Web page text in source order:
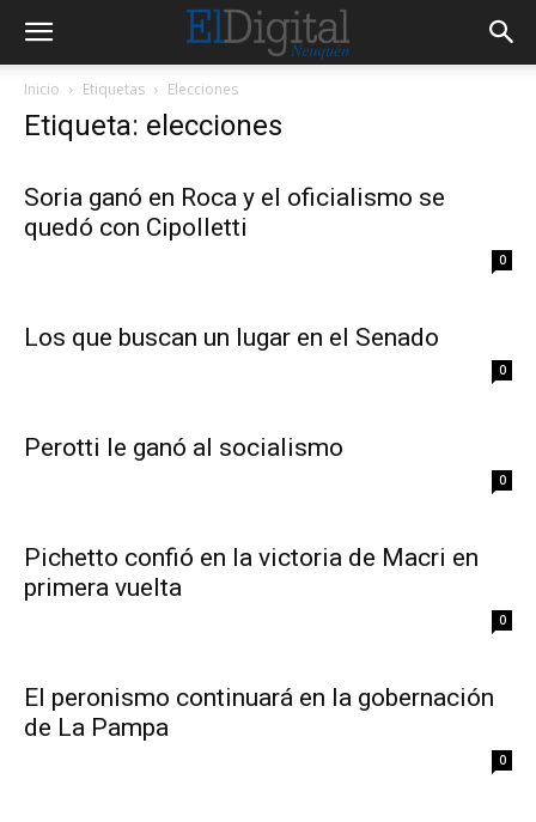
Inicio Etiquetas Elecciones
Etiqueta: elecciones
Soria ganó en Roca y el oficialismo se
quedó con Cipolletti
0
Los que buscan un lugar en el Senado
0
Perotti le ganó al socialismo
0
Pichetto confió en la victoria de Macri en
primera vuelta
0
El peronismo continuará en la gobernación
de La Pampa
0